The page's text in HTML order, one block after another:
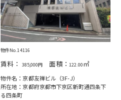
物件No.14116
賃料： 385,000円 面積： 122.00㎡
物件名：京都友禅ビル（3F-J）
所在地：京都府京都市下京区新町通四条下
る四条町